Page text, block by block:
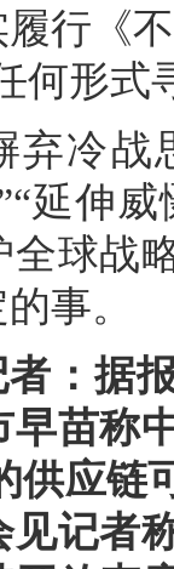
行《
何形式
弃冷战
延伸
球战
事。
者：据
苗称
供应链
记者